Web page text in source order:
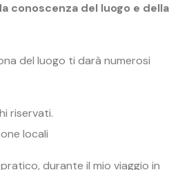
conoscenza del luogo e della
del luogo ti darà numerosi
riservati.
locali
durante il mio viaggio in